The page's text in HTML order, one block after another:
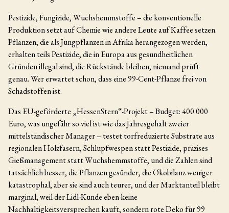
Pestizide, Fungizide, Wuchshemmstoffe – die konventionelle
Produktion setzt auf Chemie wie andere Leute auf Kaffee setzen.
Pflanzen, die als Jungpflanzen in Afrika herangezogen werden,
erhalten teils Pestizide, die in Europa aus gesundheitlichen
Gründen illegal sind, die Rückstände bleiben, niemand prüft
genau. Wer erwartet schon, dass eine 99-Cent-Pflanze frei von
Schadstoffen ist.
Das EU-geförderte „HessenStern“-Projekt – Budget: 400.000
Euro, was ungefähr so viel ist wie das Jahresgehalt zweier
mittelständischer Manager – testet torfreduzierte Substrate aus
regionalen Holzfasern, Schlupfwespen statt Pestizide, präzises
Gießmanagement statt Wuchshemmstoffe, und die Zahlen sind
tatsächlich besser, die Pflanzen gesünder, die Ökobilanz weniger
katastrophal, aber sie sind auch teurer, und der Marktanteil bleibt
marginal, weil der Lidl-Kunde eben keine
Nachhaltigkeitsversprechen kauft, sondern rote Deko für 99